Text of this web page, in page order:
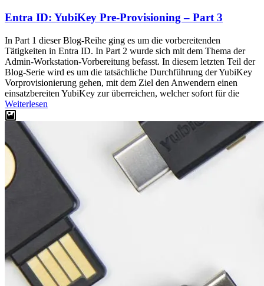
Entra ID: YubiKey Pre-Provisioning – Part 3
In Part 1 dieser Blog-Reihe ging es um die vorbereitenden
Tätigkeiten in Entra ID. In Part 2 wurde sich mit dem Thema der
Admin-Workstation-Vorbereitung befasst. In diesem letzten Teil der
Blog-Serie wird es um die tatsächliche Durchführung der YubiKey
Vorprovisionierung gehen, mit dem Ziel den Anwendern einen
einsatzbereiten YubiKey zur überreichen, welcher sofort für die
Weiterlesen